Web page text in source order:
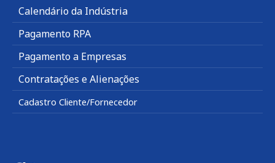
Calendário da Indústria
Pagamento RPA
Pagamento a Empresas
Contratações e Alienações
Cadastro Cliente/Fornecedor